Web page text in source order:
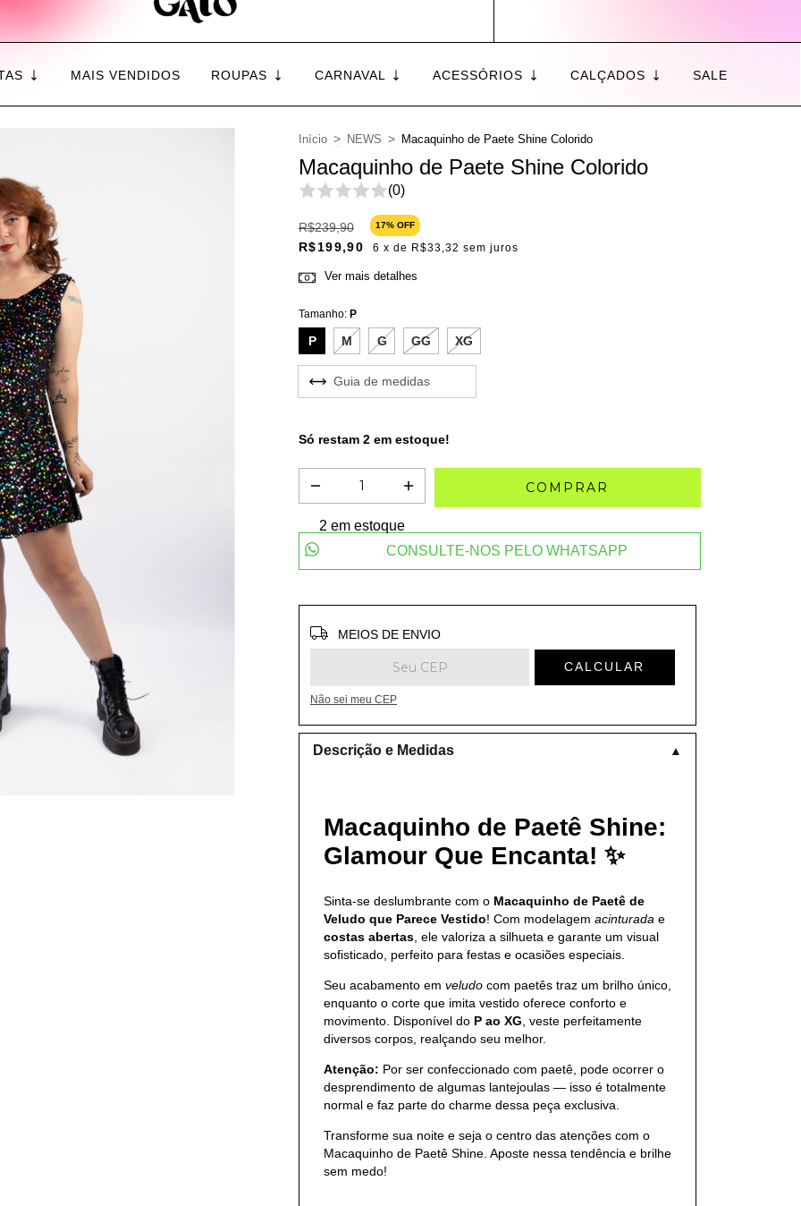
MAIS VENDIDOS ROUPAS CARNAVAL ACESSÓRIOS CALÇADOS SALE
Início > NEWS > Macaquinho de Paete Shine Colorido
Macaquinho de Paete Shine Colorido
(0)
R$239,90 17% OFF
R$199,90 6 x de R$33,32 sem juros
Ver mais detalhes
Tamanho: P
P M G GG XG
Guia de medidas
Só restam 2 em estoque!
2 em estoque
CONSULTE-NOS PELO WHATSAPP
Entregas para o CEP: ALTERAR CEP
MEIOS DE ENVIO
CALCULAR
Não sei meu CEP
Descrição e Medidas ▲
Macaquinho de Paetê Shine:
Glamour Que Encanta! ✨
Sinta-se deslumbrante com o Macaquinho de Paetê de
Veludo que Parece Vestido! Com modelagem acinturada e
costas abertas , ele valoriza a silhueta e garante um visual
sofisticado, perfeito para festas e ocasiões especiais.
Seu acabamento em veludo com paetês traz um brilho único,
enquanto o corte que imita vestido oferece conforto e
movimento. Disponível do P ao XG , veste perfeitamente
diversos corpos, realçando seu melhor.
Atenção: Por ser confeccionado com paetê, pode ocorrer o
desprendimento de algumas lantejoulas — isso é totalmente
normal e faz parte do charme dessa peça exclusiva.
Transforme sua noite e seja o centro das atenções com o
Macaquinho de Paetê Shine. Aposte nessa tendência e brilhe
sem medo!